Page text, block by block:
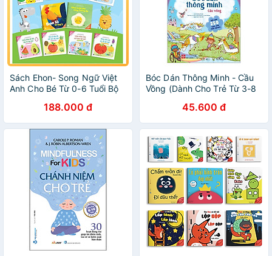
Sách Ehon- Song Ngữ Việt
Anh Cho Bé Từ 0-6 Tuổi Bộ
Nuôi Dưỡng Tâm Hồn Bé -
Set 10 Cuốn
188.000 đ
Bóc Dán Thông Minh - Cầu
Vồng (Dành Cho Trẻ Từ 3-8
45.600 đ